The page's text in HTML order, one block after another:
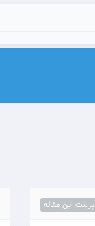
پرینت این مقاله